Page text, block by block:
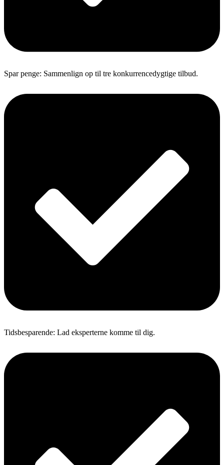
Spar penge: Sammenlign op til tre konkurrencedygtige tilbud.
Tidsbesparende: Lad eksperterne komme til dig.